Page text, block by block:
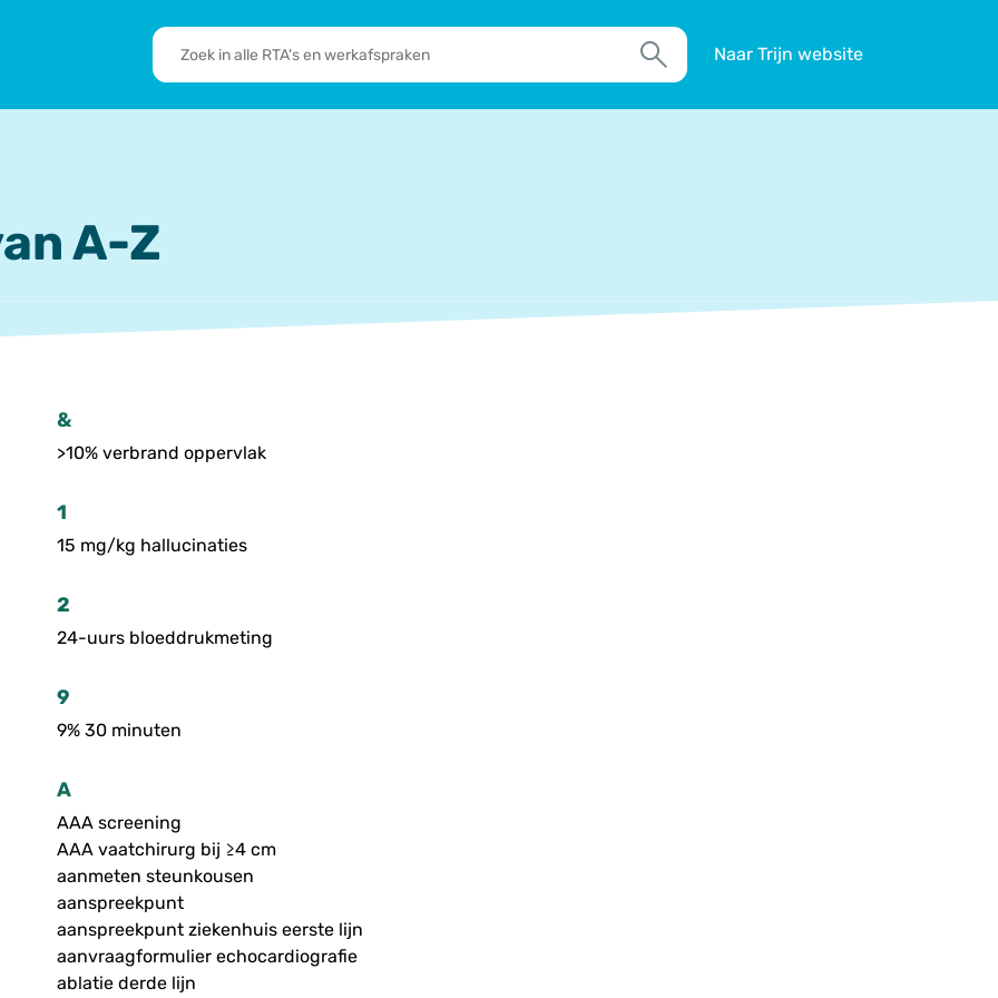
RTA's
en
Zoek
Naar Trijn website
A-Z
&
>10% verbrand oppervlak
1
15 mg/kg hallucinaties
2
24-uurs bloeddrukmeting
9
9% 30 minuten
A
AAA screening
AAA vaatchirurg bij ≥4 cm
aanmeten steunkousen
aanspreekpunt
aanspreekpunt ziekenhuis eerste lijn
aanvraagformulier echocardiografie
ablatie derde lijn